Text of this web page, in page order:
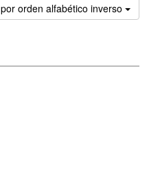
por orden alfabético inverso